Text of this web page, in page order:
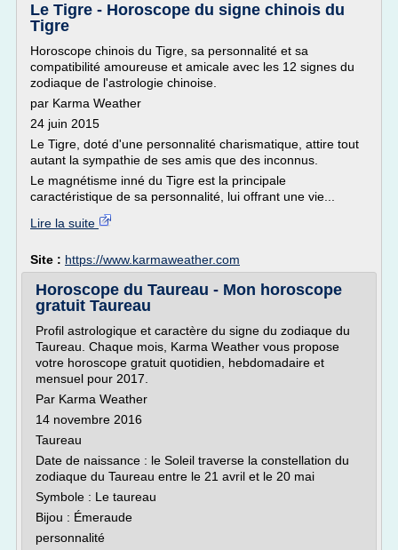
Le Tigre - Horoscope du signe chinois du
Tigre
Horoscope chinois du Tigre, sa personnalité et sa
compatibilité amoureuse et amicale avec les 12 signes du
zodiaque de l'astrologie chinoise.
par Karma Weather
24 juin 2015
Le Tigre, doté d'une personnalité charismatique, attire tout
autant la sympathie de ses amis que des inconnus.
Le magnétisme inné du Tigre est la principale
caractéristique de sa personnalité, lui offrant une vie...
Lire la suite
Site : https://www.karmaweather.com
Horoscope du Taureau - Mon horoscope
gratuit Taureau
Profil astrologique et caractère du signe du zodiaque du
Taureau. Chaque mois, Karma Weather vous propose
votre horoscope gratuit quotidien, hebdomadaire et
mensuel pour 2017.
Par Karma Weather
14 novembre 2016
Taureau
Date de naissance : le Soleil traverse la constellation du
zodiaque du Taureau entre le 21 avril et le 20 mai
Symbole : Le taureau
Bijou : Émeraude
personnalité